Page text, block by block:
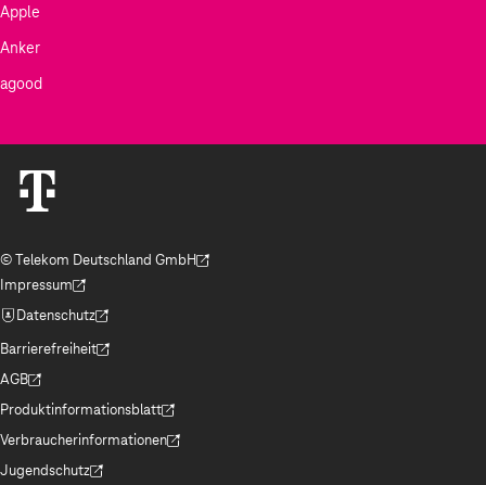
Apple
Anker
agood
© Telekom Deutschland GmbH
(Der Link wird in einem neuen Tab geöffnet)
Impressum
(Der Link wird in einem neuen Tab geöffnet)
Datenschutz
(Der Link wird in einem neuen Tab geöffnet)
Barrierefreiheit
(Der Link wird in einem neuen Tab geöffnet)
AGB
(Der Link wird in einem neuen Tab geöffnet)
Produktinformationsblatt
(Der Link wird in einem neuen Tab geöffnet)
Verbraucherinformationen
(Der Link wird in einem neuen Tab geöffnet)
Jugendschutz
(Der Link wird in einem neuen Tab geöffnet)